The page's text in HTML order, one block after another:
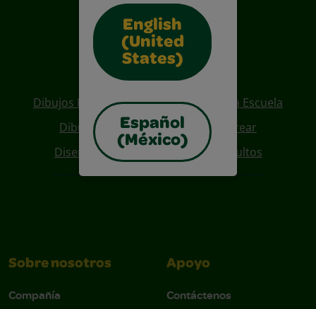
English
(United
States)
Español
(México)
Also of Interest
Dibujos Para Colorear De Regreso A La Escuela
Dibujos De Personajes Para Colorear
Diseños Para Coloreables Para Adultos
Sobre nosotros
Compañía
Apoyo
Contáctenos